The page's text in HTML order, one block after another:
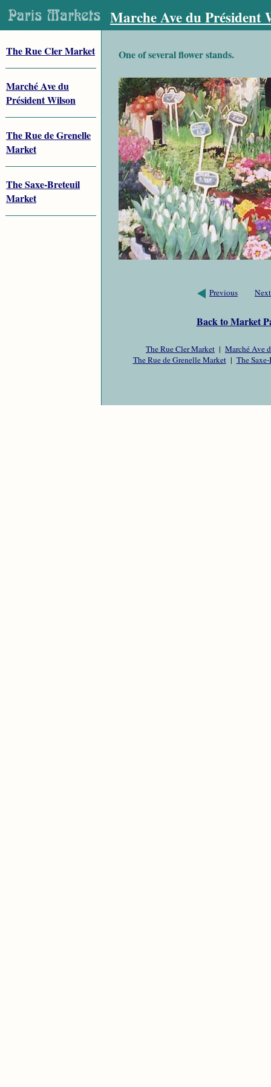
Marche Ave du Président
The Rue Cler Market
Marché Ave du
Président Wilson
The Rue de Grenelle
Market
The Saxe-Breteuil
Market
One of several flower stands.
Previous Next
Back to Market
The Rue Cler Market | Marché Ave
The Rue de Grenelle Market| The